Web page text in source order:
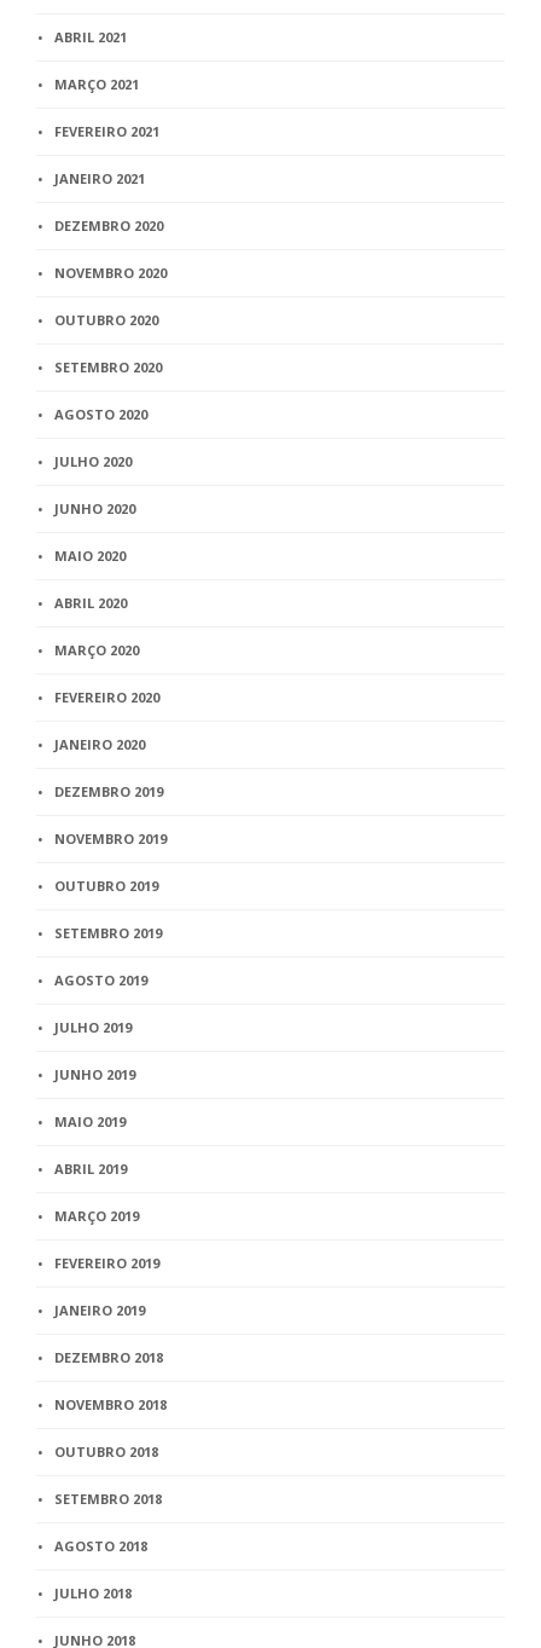
ABRIL 2021
MARÇO 2021
FEVEREIRO 2021
JANEIRO 2021
DEZEMBRO 2020
NOVEMBRO 2020
OUTUBRO 2020
SETEMBRO 2020
AGOSTO 2020
JULHO 2020
JUNHO 2020
MAIO 2020
ABRIL 2020
MARÇO 2020
FEVEREIRO 2020
JANEIRO 2020
DEZEMBRO 2019
NOVEMBRO 2019
OUTUBRO 2019
SETEMBRO 2019
AGOSTO 2019
JULHO 2019
JUNHO 2019
MAIO 2019
ABRIL 2019
MARÇO 2019
FEVEREIRO 2019
JANEIRO 2019
DEZEMBRO 2018
NOVEMBRO 2018
OUTUBRO 2018
SETEMBRO 2018
AGOSTO 2018
JULHO 2018
JUNHO 2018